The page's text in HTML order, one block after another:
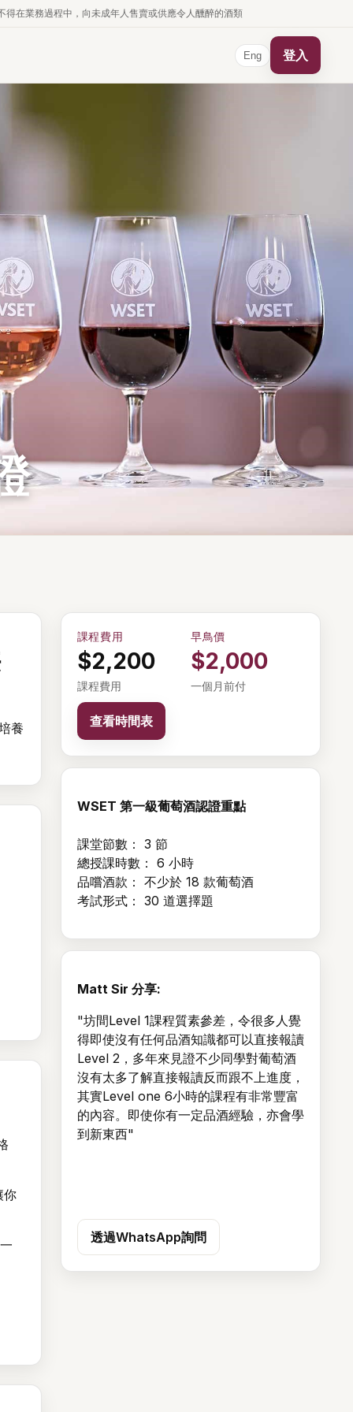
業務過程中，向未成年人售賣或供應令人醺醉的酒類
Eng 登入
養
你
課程費用
$2,200
課程費用
早鳥價
$2,000
一個月前付
查看時間表
WSET 第一級葡萄酒認證重點
課堂節數： 3 節
總授課時數： 6 小時
品嚐酒款： 不少於 18 款葡萄酒
考試形式： 30 道選擇題
Matt Sir 分享:
"坊間Level 1課程質素參差，令很多人覺
得即使沒有任何品酒知識都可以直接報讀
Level 2，多年來見證不少同學對葡萄酒
沒有太多了解直接報讀反而跟不上進度，
其實Level one 6小時的課程有非常豐富
的內容。即使你有一定品酒經驗，亦會學
到新東西"
透過WhatsApp詢問